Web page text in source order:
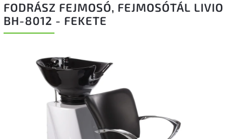
FODRÁSZ FEJMOSÓ, FEJMOSÓTÁL LIVIO
BH-8012 - FEKETE